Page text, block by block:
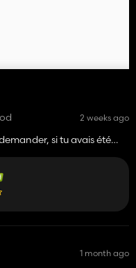
2 weeks ago
si tu avais été
1 month ago